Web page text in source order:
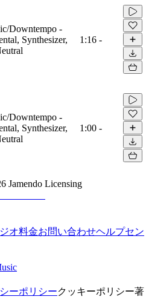
Downtempo -
Synthesizer,
1:16 -
Downtempo -
Synthesizer,
1:00 -
Jamendo Licensing
オ料金お問い合わせヘルプセン
ーポリシークッキーポリシー著